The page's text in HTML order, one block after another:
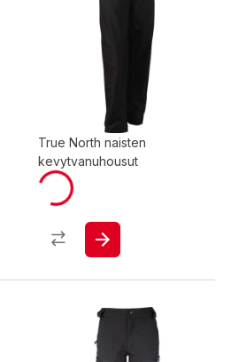
True North naisten
kevytvanuhousut